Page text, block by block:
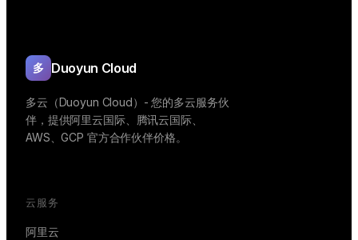
多 Duoyun Cloud
多云（Duoyun Cloud）- 您的多云服务伙
伴，提供阿里云国际、腾讯云国际、
AWS、GCP 官方合作伙伴价格。
云服务
阿里云